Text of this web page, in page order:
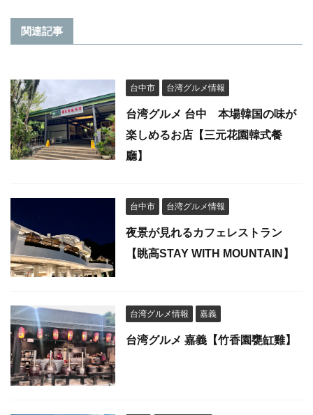
関連記事
台中市 台湾グルメ情報
台湾グルメ 台中 本場韓国の味が
楽しめるお店【三元花園韓式餐
廳】
台中市 台湾グルメ情報
夜景が見れるカフェレストラン
【眺高STAY WITH MOUNTAIN】
台湾グルメ情報 嘉義
台湾グルメ 嘉義【竹香園甕缸雞】